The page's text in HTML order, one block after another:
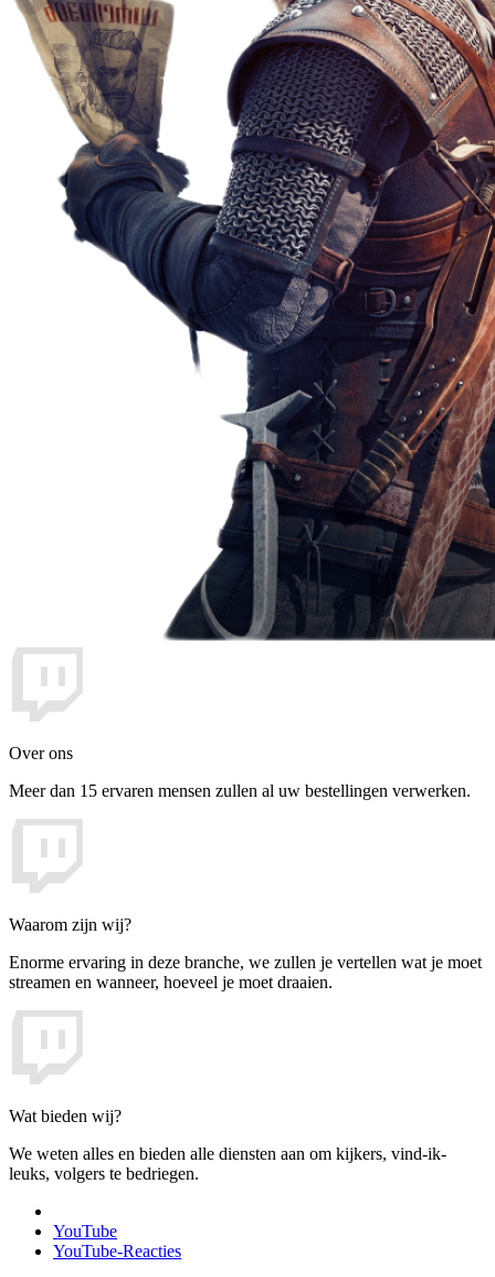
Over ons
Meer dan 15 ervaren mensen zullen al uw bestellingen verwerken.
Waarom zijn wij?
Enorme ervaring in deze branche, we zullen je vertellen wat je moet
streamen en wanneer, hoeveel je moet draaien.
Wat bieden wij?
We weten alles en bieden alle diensten aan om kijkers, vind-ik-
leuks, volgers te bedriegen.
YouTube
YouTube-Reacties